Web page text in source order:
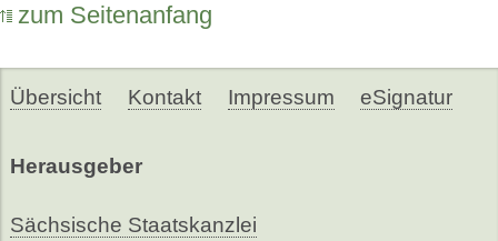
zum Seitenanfang
Übersicht Kontakt Impressum eSignatur
Herausgeber
Sächsische Staatskanzlei